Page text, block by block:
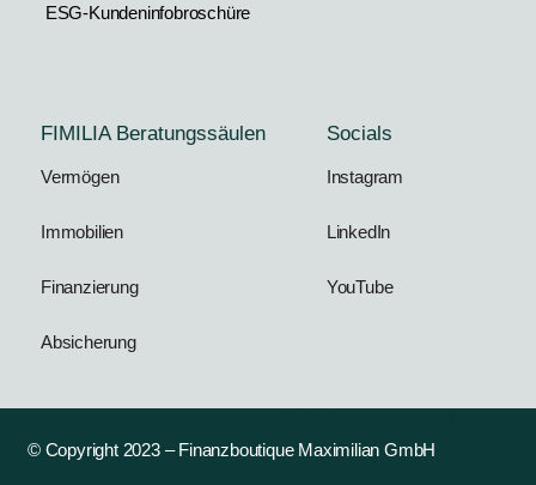
ESG-Kundeninfobroschüre
FIMILIA Beratungssäulen
Vermögen
Immobilien
Finanzierung
Absicherung
Socials
Instagram
LinkedIn
YouTube
© Copyright 2023 – Finanzboutique Maximilian GmbH